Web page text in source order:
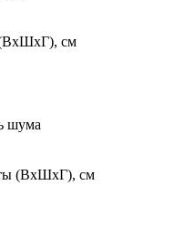
см
шума
(ВхШхГ), см